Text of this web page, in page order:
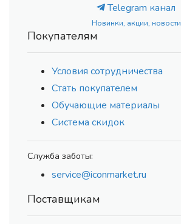
Telegram канал
Новинки, акции, новости
Покупателям
Условия сотрудничества
Стать покупателем
Обучающие материалы
Система скидок
Служба заботы:
service@iconmarket.ru
Поставщикам